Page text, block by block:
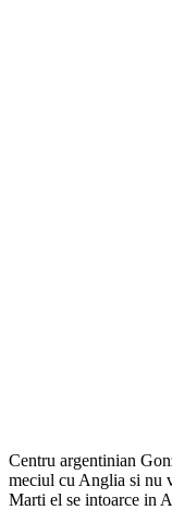
Centru argentinian
meciul cu Anglia si nu
Marti el se intoarce in